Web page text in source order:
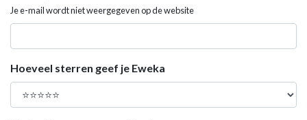
Je e-mail wordt niet weergegeven op de website
Hoeveel sterren geef je Eweka